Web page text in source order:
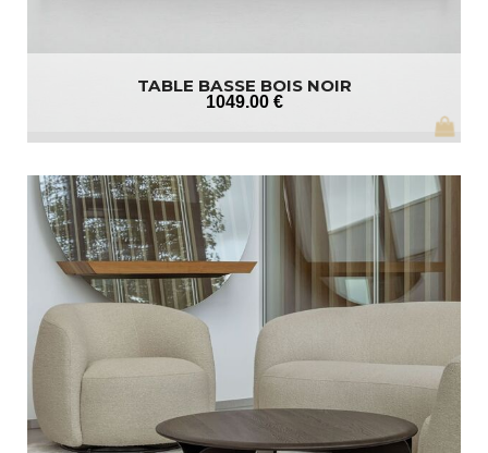
TABLE BASSE BOIS NOIR
1049.00 €